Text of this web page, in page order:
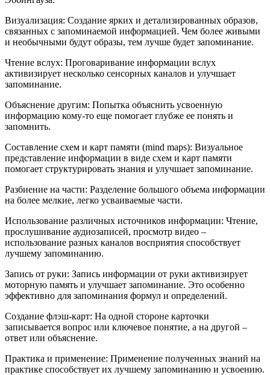
Визуализация: Создание ярких и детализированных образов,
связанных с запоминаемой информацией. Чем более живыми
и необычными будут образы, тем лучше будет запоминание.
Чтение вслух: Проговаривание информации вслух
активизирует несколько сенсорных каналов и улучшает
запоминание.
Объяснение другим: Попытка объяснить усвоенную
информацию кому-то еще помогает глубже ее понять и
запомнить.
Составление схем и карт памяти (mind maps): Визуальное
представление информации в виде схем и карт памяти
помогает структурировать знания и улучшает запоминание.
Разбиение на части: Разделение большого объема информации
на более мелкие, легко усваиваемые части.
Использование различных источников информации: Чтение,
прослушивание аудиозаписей, просмотр видео –
использование разных каналов восприятия способствует
лучшему запоминанию.
Запись от руки: Запись информации от руки активизирует
моторную память и улучшает запоминание. Это особенно
эффективно для запоминания формул и определений.
Создание флэш-карт: На одной стороне карточки
записывается вопрос или ключевое понятие, а на другой –
ответ или объяснение.
Практика и применение: Применение полученных знаний на
практике способствует их лучшему запоминанию и усвоению.